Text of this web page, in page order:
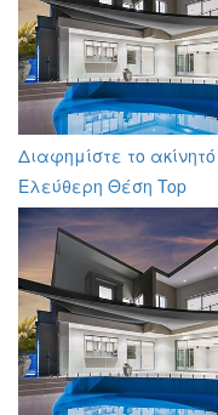
Διαφημίστε το
Ελεύθερη Θέση Top